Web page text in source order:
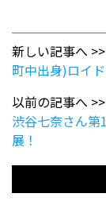
新しい記事へ
町中出身)ロイ
以前の記事へ
渋谷七奈さん
展！